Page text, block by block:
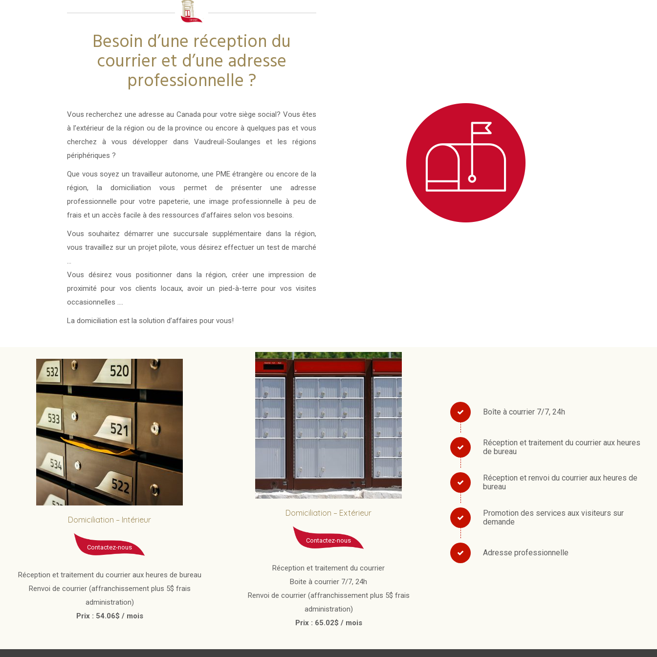
Besoin d’une réception du
courrier et d’une adresse
professionnelle ?
Vous recherchez une adresse au Canada pour votre siège social? Vous êtes
à l’extérieur de la région ou de la province ou encore à quelques pas et vous
cherchez à vous développer dans Vaudreuil-Soulanges et les régions
périphériques ?
Que vous soyez un travailleur autonome, une PME étrangère ou encore de la
région, la domiciliation vous permet de présenter une adresse
professionnelle pour votre papeterie, une image professionnelle à peu de
frais et un accès facile à des ressources d’affaires selon vos besoins.
Vous souhaitez démarrer une succursale supplémentaire dans la région,
vous travaillez sur un projet pilote, vous désirez effectuer un test de marché
…
Vous désirez vous positionner dans la région, créer une impression de
proximité pour vos clients locaux, avoir un pied-à-terre pour vos visites
occasionnelles ….
La domiciliation est la solution d’affaires pour vous!
Domiciliation – Intérieur
Contactez-nous
Réception et traitement du courrier aux heures de bureau
Renvoi de courrier (affranchissement plus 5$ frais
administration)
Prix : 54.06$ / mois
Domiciliation – Extérieur
Contactez-nous
Réception et traitement du courrier
Boite à courrier 7/7, 24h
Renvoi de courrier (affranchissement plus 5$ frais
administration)
Prix : 65.02$ / mois
Boîte à courrier 7/7, 24h
Réception et traitement du courrier aux heures
de bureau
Réception et renvoi du courrier aux heures de
bureau
Promotion des services aux visiteurs sur
demande
Adresse professionnelle